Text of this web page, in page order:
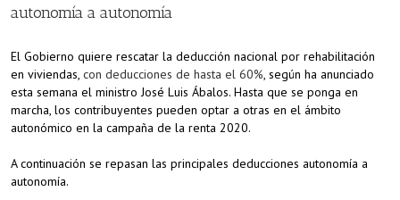
autonomía a autonomía
El Gobierno quiere rescatar la deducción nacional por rehabilitación
en viviendas, con deducciones de hasta el 60%, según ha anunciado
esta semana el ministro José Luis Ábalos. Hasta que se ponga en
marcha, los contribuyentes pueden optar a otras en el ámbito
autonómico en la campaña de la renta 2020.
A continuación se repasan las principales deducciones autonomía a
autonomía.